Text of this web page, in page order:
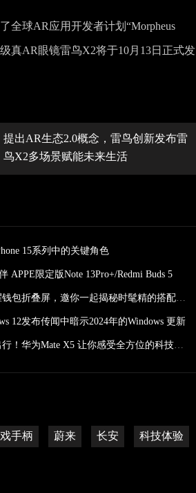
全球AR应用开发者计划“Morpheus
真AR眼镜雷鸟X2将于10月13日正式发
提出AR生态2.0概念，雷鸟创新发布雷
鸟X2多场景赋能未来生活
15系列中的关键角色
APPE限定版Note 13Pro+/Redmi Buds 5
小红书携手荣耀钱包折叠屏，邀你一起揭秘时髦精的搭配神器！
12发布传闻中暗示2024年的Windows 更新
十一长假轻装出行！华为Mate X5 让你感受全方位的科技体验
手柄 蔚来 长安 科技体验